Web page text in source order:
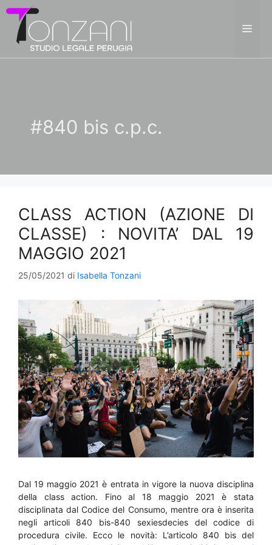
Vai
contenuto
#840 bis c.p.c.
CLASS ACTION (AZIONE DI
CLASSE) : NOVITA’ DAL 19
MAGGIO 2021
25/05/2021 di Isabella Tonzani
Dal 19 maggio 2021 è entrata in vigore la nuova disciplina
della class action. Fino al 18 maggio 2021 è stata
disciplinata dal Codice del Consumo, mentre ora è inserita
negli articoli 840 bis-840 sexiesdecies del codice di
procedura civile. Ecco le novità: L’articolo 840 bis del